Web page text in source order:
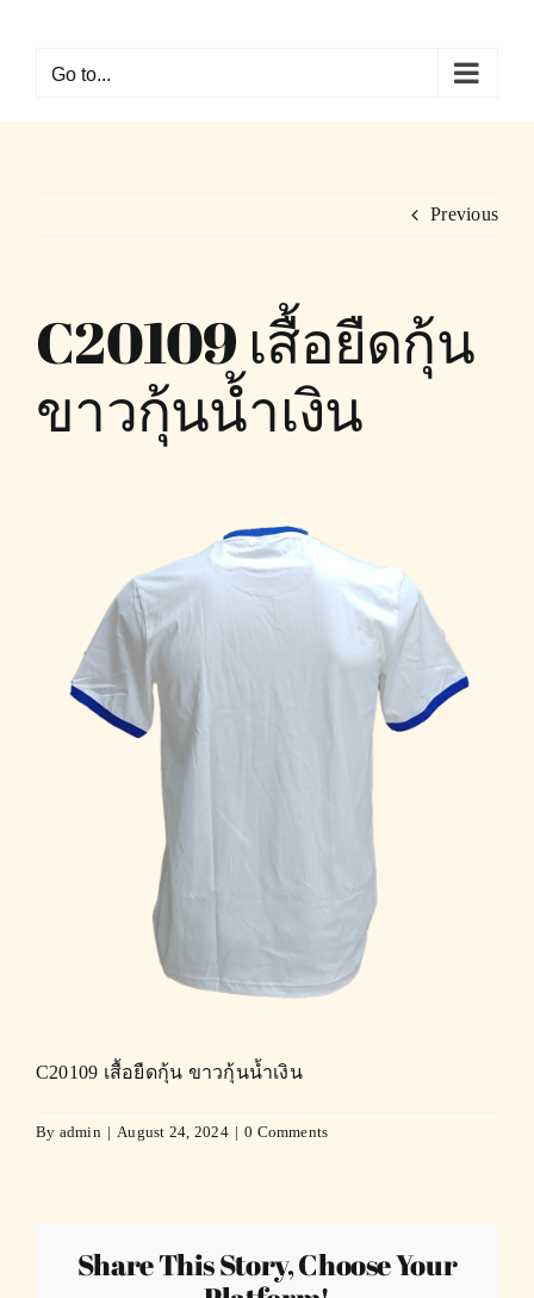
contentGo to...
Previous
C20109 เสื้อยืดกุ้น
ขาวกุ้นน้ำเงิน
C20109 เสื้อยืดกุ้น ขาวกุ้นน้ำเงิน
By admin | August 24, 2024 | 0 Comments
Share This Story, Choose Your